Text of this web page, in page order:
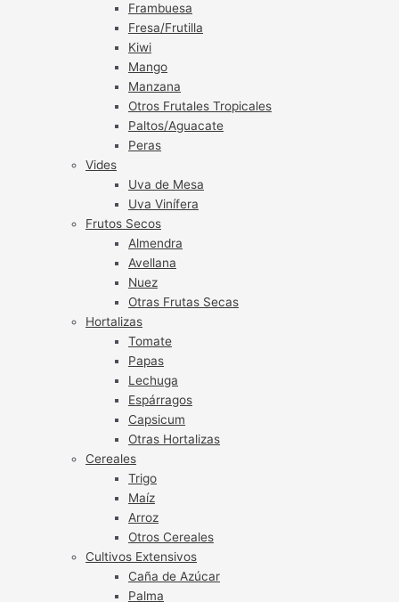
Frambuesa
Fresa/Frutilla
Kiwi
Mango
Manzana
Otros Frutales Tropicales
Paltos/Aguacate
Peras
Vides
Uva de Mesa
Uva Vinífera
Frutos Secos
Almendra
Avellana
Nuez
Otras Frutas Secas
Hortalizas
Tomate
Papas
Lechuga
Espárragos
Capsicum
Otras Hortalizas
Cereales
Trigo
Maíz
Arroz
Otros Cereales
Cultivos Extensivos
Caña de Azúcar
Palma